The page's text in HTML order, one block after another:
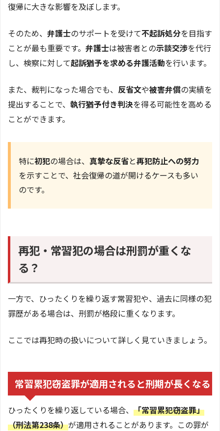
復帰に大きな影響を及ぼします。
そのため、 弁護士のサポートを受けて不起訴処分を目指す
ことが最も重要です。 弁護士は被害者との示談交渉を代行
し、検察に対して起訴猶予を求める弁護活動を行います。
また、裁判になった場合でも、 反省文や被害弁償の実績を
提出することで、 執行猶予付き判決を得る可能性を高める
ことができます。
特に初犯の場合は、 真摯な反省と再犯防止への努力
を示すことで、社会復帰の道が開けるケースも多い
のです。
再犯・常習犯の場合は刑罰が重くな
る？
一方で、ひったくりを繰り返す常習犯や、過去に同様の犯
罪歴がある場合は、刑罰が格段に重くなります。
ここでは再犯時の扱いについて詳しく見ていきましょう。
常習累犯窃盗罪が適用されると刑期が長くなる
ひったくりを繰り返している場合、 「常習累犯窃盗罪」
（刑法第238条）が適用されることがあります。この罪が